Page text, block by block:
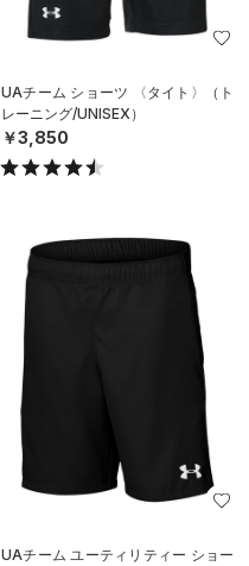
UAチーム ショーツ 〈タイト〉（ト
レーニング/UNISEX）
￥3,850
UAチーム ユーティリティー ショー